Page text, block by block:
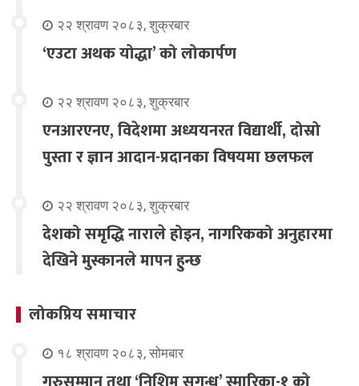
२२ श्रावण २०८३, शुक्रबार
‘एउटा अथक योद्धा’ को लोकार्पण
२२ श्रावण २०८३, शुक्रबार
एनआरएनए, विदेशमा अध्ययनरत विद्यार्थी, दोस्रो
पुस्ता र ज्ञान आदान-प्रदानका विषयमा छलफल
२२ श्रावण २०८३, शुक्रबार
देशको समृद्धि नाराले होइन, नागरिकको अनुहारमा
देखिने मुस्कानले मापन हुन्छ
लोकप्रिय समाचार
१८ श्रावण २०८३, सोमबार